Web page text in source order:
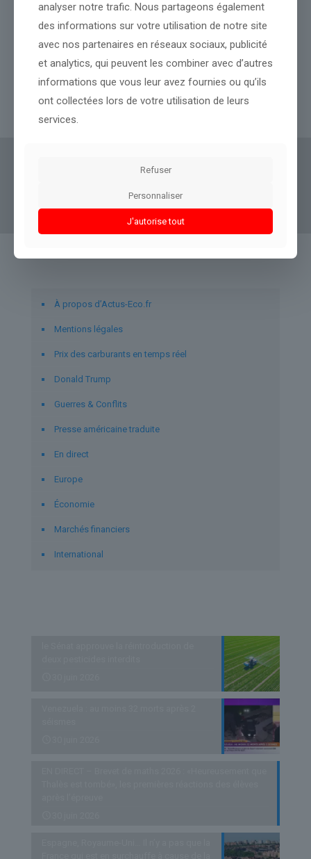
Teleperformance : Cours de l’action divisé par trois, sortie du
Bourse, plombé par les commentaires de son rival Concentrix
qui s’effondre de 22% à Wall Street
Lire l’article
offre un accès clair et fiable à des
boursières, décryptées pour tous.
À propos d’Actus-Eco.fr
Mentions légales
Prix des carburants en temps réel
Donald Trump
Guerres & Conflits
Presse américaine traduite
En direct
Europe
Économie
Marchés financiers
International
analyser notre trafic. Nous partageons également
des informations sur votre utilisation de notre site
avec nos partenaires en réseaux sociaux, publicité
et analytics, qui peuvent les combiner avec d’autres
informations que vous leur avez fournies ou qu’ils
ont collectées lors de votre utilisation de leurs
services.
Refuser
Personnaliser
J'autorise tout